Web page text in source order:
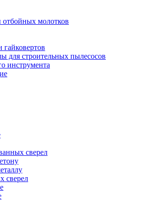
отбойных молотков
для строительных пылесосов
инструмента
сверел
сверел